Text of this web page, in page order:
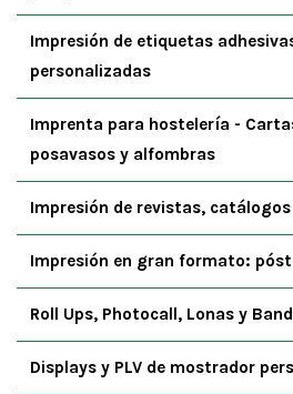
Impresión de etiquetas
personalizadas
Imprenta para hostelería -
posavasos y alfombras
Impresión de revistas,
Impresión en gran formato:
Roll Ups, Photocall, Lonas y
Displays y PLV de mostrador